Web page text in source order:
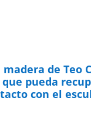
de Teo
pueda
con el